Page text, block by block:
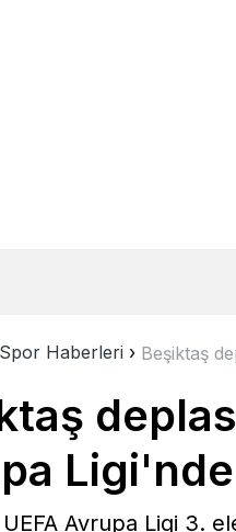
Spor Haberleri › Beşiktaş
Ligi'nde
Avrupa Ligi 3.